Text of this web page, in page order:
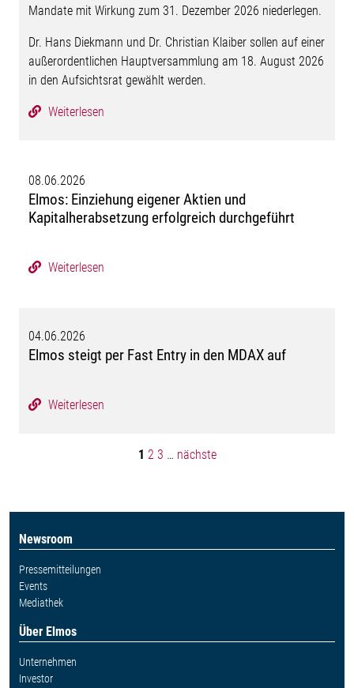
Mandate mit Wirkung zum 31. Dezember 2026 niederlegen.
Dr. Hans Diekmann und Dr. Christian Klaiber sollen auf einer
außerordentlichen Hauptversammlung am 18. August 2026
in den Aufsichtsrat gewählt werden.
Weiterlesen
08.06.2026
Elmos: Einziehung eigener Aktien und
Kapitalherabsetzung erfolgreich durchgeführt
Weiterlesen
04.06.2026
Elmos steigt per Fast Entry in den MDAX auf
Weiterlesen
1 2 3 … nächste
Newsroom
Pressemitteilungen
Events
Mediathek
Über Elmos
Unternehmen
Investor